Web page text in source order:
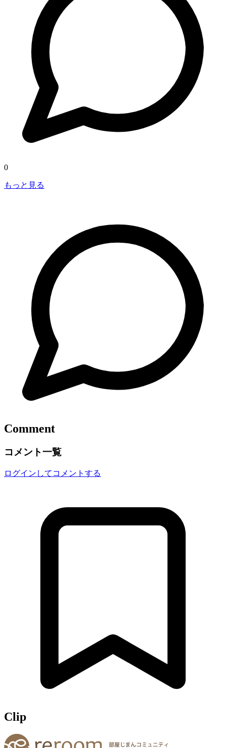
0
もっと見る
Comment
コメント一覧
ログインしてコメントする
Clip